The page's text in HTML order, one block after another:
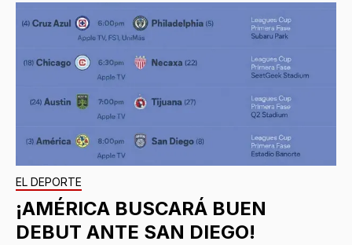
EL DEPORTE
¡AMÉRICA BUSCARÁ BUEN
DEBUT ANTE SAN DIEGO!